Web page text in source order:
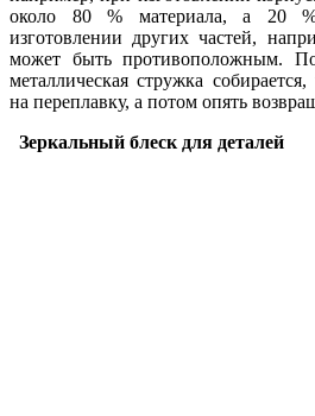
около 80 % материала, а 20
изготовлении других частей,
может быть противоположным.
металлическая стружка
на переплавку, а потом опять
Зеркальный блеск для деталей